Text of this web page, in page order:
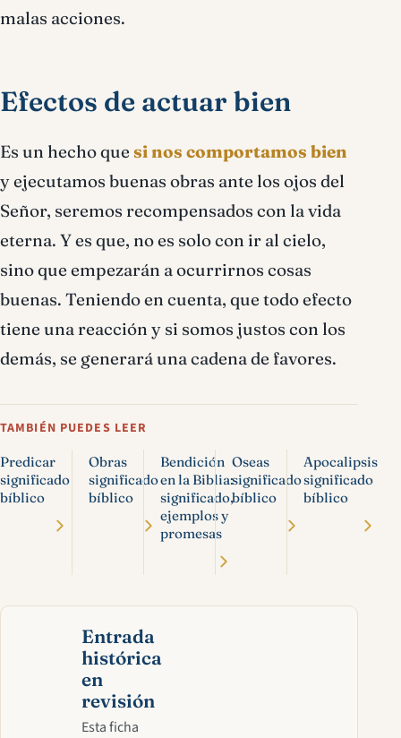
malas acciones.
Efectos de actuar bien
Es un hecho que si nos comportamos bien
y ejecutamos buenas obras ante los ojos del
Señor, seremos recompensados con la vida
eterna. Y es que, no es solo con ir al cielo,
sino que empezarán a ocurrirnos cosas
buenas. Teniendo en cuenta, que todo efecto
tiene una reacción y si somos justos con los
demás, se generará una cadena de favores.
TAMBIÉN PUEDES LEER
Predicar
significado
bíblico
Obras
significado
bíblico
Bendición
en la Biblia:
significado,
ejemplos y
promesas
Oseas
significado
bíblico
Apocalipsis
significado
bíblico
Entrada
histórica
en
revisión
Esta ficha